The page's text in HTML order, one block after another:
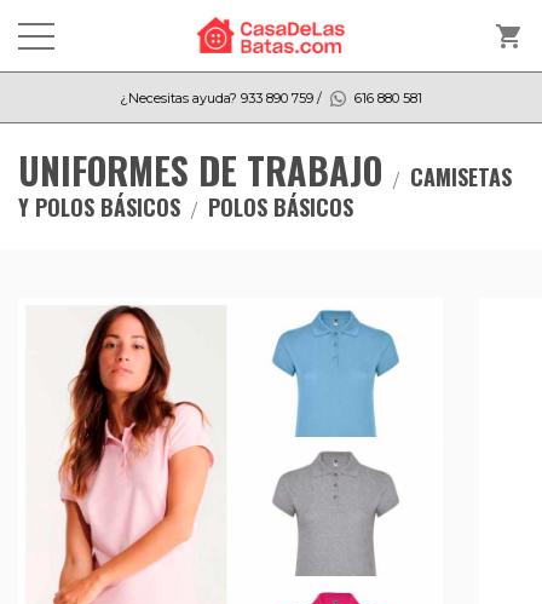
shopping_cart
¿Necesitas ayuda? 933 890 759 / 616 880 581
UNIFORMES DE TRABAJO
CAMISETAS
Y POLOS BÁSICOS
POLOS BÁSICOS